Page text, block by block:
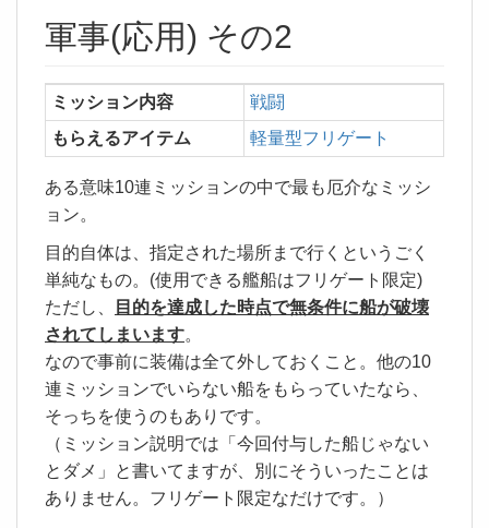
軍事(応用) その2
ミッション内容
戦闘
もらえるアイテム
軽量型フリゲート
ある意味10連ミッションの中で最も厄介なミッシ
ョン。
目的自体は、指定された場所まで行くというごく
単純なもの。(使用できる艦船はフリゲート限定)
ただし、
目的を達成した時点で無条件に船が破壊
されてしまいます。
なので事前に装備は全て外しておくこと。他の10
連ミッションでいらない船をもらっていたなら、
そっちを使うのもありです。
（ミッション説明では「今回付与した船じゃない
とダメ」と書いてますが、別にそういったことは
ありません。フリゲート限定なだけです。）